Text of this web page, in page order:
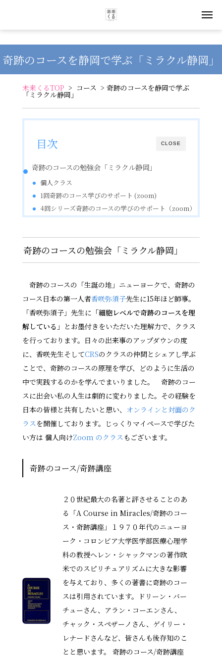
奇跡のコースを静岡で学ぶ「ミラクル静岡」
未来くるTOP > コース > 奇跡のコースを静岡で学ぶ
「ミラクル静岡」
CLOSE
目次
奇跡のコースの勉強会「ミラクル静岡」
個人クラス
1回奇跡のコース学びのサポート (zoom)
4回シリーズ奇跡のコースの学びのサポート（zoom）
奇跡のコースの勉強会「ミラクル静岡」
奇跡のコースの「生誕の地」ニューヨークで、奇跡の
コース日本の第一人者香咲弥須子先生に15年ほど師事。
「香咲弥須子」先生に 「細胞レベルで奇跡のコースを理
解している」 とお墨付きをいただいた理解力で、クラス
を行っております。日々の出来事のアップダウンの度
に、香咲先生そしてCRSのクラスの仲間とシェアし学ぶ
ことで、奇跡のコースの原理を学び、どのように生活の
中で実践するのかを学んでまいりました。 奇跡のコー
スに出会い私の人生は劇的に変わりました。その経験を
日本の皆様と共有したいと思い、
オンラインと対面のク
ラスを開催しております。じっくりマイペースで学びた
い方は 個人向けZoom のクラス もございます。
奇跡のコース/奇跡講座
２０世紀最大の名著と評させることのあ
る「A Course in Miracles/奇跡のコー
ス・奇跡講座」１９７０年代のニューヨ
ーク・コロンビア大学医学部医療心理学
科の教授ヘレン・シャックマンの著作欧
米でのスピリチュアリズムに大きな影響
を与えており、多くの著書に奇跡のコー
スは引用されています。ドリーン・バー
チューさん、アラン・コーエンさん、
チャック・スペザーノさん、ゲイリー・
レナードさんなど、皆さんも後存知のこ
とと思います。 奇跡のコース/奇跡講座